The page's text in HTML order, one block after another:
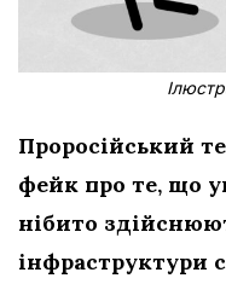
Проросійський
фейк про те, що
нібито
інфраструктури